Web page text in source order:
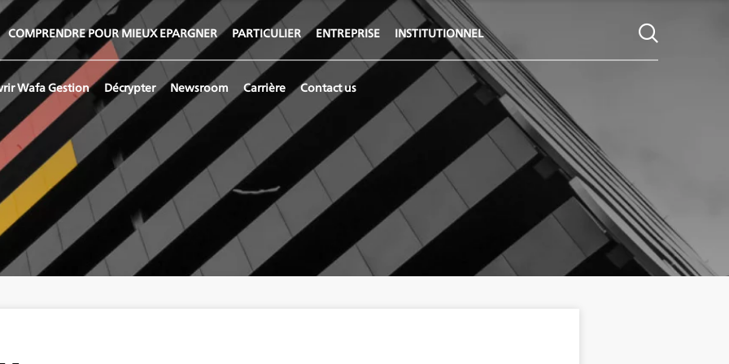
Wafa Gestion Décrypter Newsroom Carrière Contact us
COMPRENDRE POUR MIEUX EPARGNER PARTICULIER ENTREPRISE INSTITUTIONNEL